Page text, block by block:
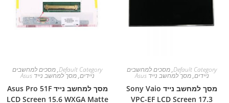
Default Category
,מסכים למחשבים
ניידים,מסך למחשב נייד Asus
מסך למחשב נייד Sony Vaio
VPC-EF LCD Screen 17.3
Default Category
,מסכים למחשבים
ניידים,מסך למחשב נייד Asus
מסך למחשב נייד Asus Pro 51F
LCD Screen 15.6 WXGA Matte